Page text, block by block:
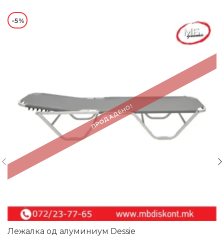
ПРОДАДЕНО!
-5%
Лежалка од алуминиум Dessie